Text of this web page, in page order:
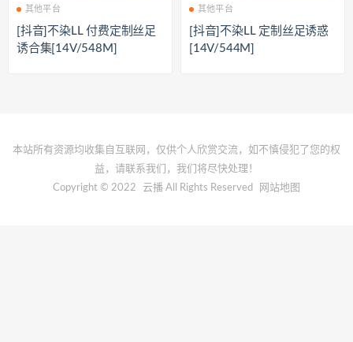
其他平台
[抖音]不染LL 付费定制丝足
诱合集[14V/548M]
其他平台
[抖音]不染LL 定制丝足诱惑
[14V/544M]
本站所有资源均收集自互联网，仅供个人欣赏交流，如不慎侵犯了您的权
益，请联系我们，我们将尽快处理！
Copyright © 2022
云播 All Rights Reserved 网站地图